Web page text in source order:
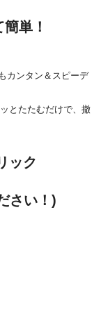
単！
カンタン＆スピーデ
とたたむだけで、撤
ック
さい！)